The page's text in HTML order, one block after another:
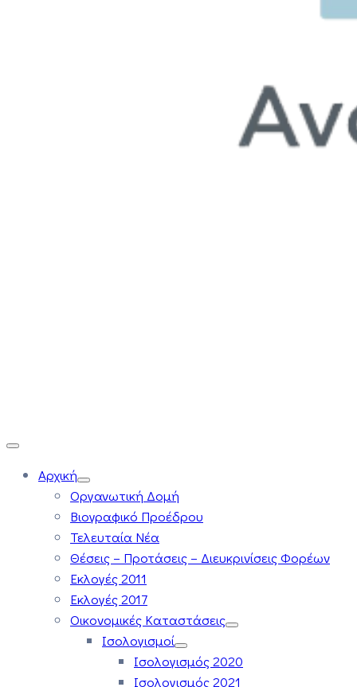
Αρχική
Οργανωτική Δομή
Βιογραφικό Προέδρου
Τελευταία Νέα
Θέσεις – Προτάσεις – Διευκρινίσεις Φορέων
Εκλογές 2011
Εκλογές 2017
Οικονομικές Καταστάσεις
Ισολογισμοί
Ισολογισμός 2020
Ισολογισμός 2021